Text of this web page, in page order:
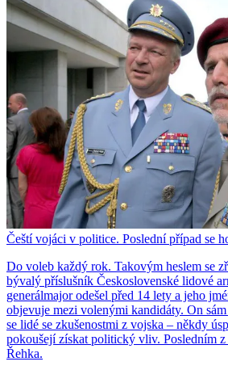
Čeští vojáci v politice. Poslední případ se
Do voleb každý rok. Takovým heslem se
bývalý příslušník Československé lidové
generálmajor odešel před 14 lety a jeho
objevuje mezi volenými kandidáty. On
se lidé se zkušenostmi z vojska – někdy
pokoušejí získat politický vliv. Posledním
Řehka.